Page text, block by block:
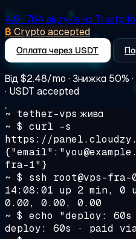
4.6 · 764 відгуків на
₿ Crypto accepted
Оплата через USDT
Від$2.48/mo · Знижка 50%
· USDT accepted
~ tether-vps жива
~ $ curl -s
https://
fra-1"}
~ $
ssh root@vps-
14:08:01 up 2 min, 0
0.00, 0.00, 0.00
~ $ echo "deploy: 60s
deploy: 60s · paid via